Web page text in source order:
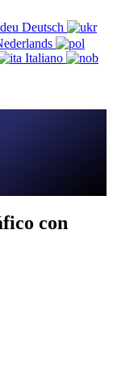
Deutsch
Italiano
con